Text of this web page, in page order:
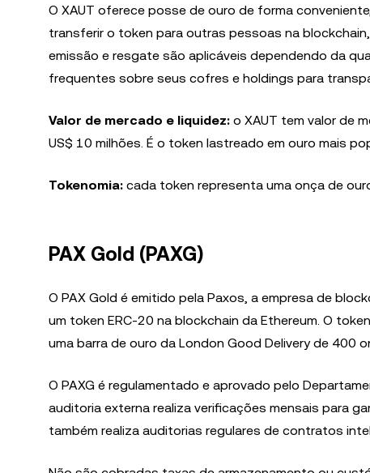
O XAUT oferece posse de ouro de forma
transferir o token para outras pessoas na
emissão e resgate são aplicáveis dependendo da
frequentes sobre seus cofres e holdings para
Valor de mercado e liquidez: o XAUT tem valor de
US$ 10 milhões. É o token lastreado em ouro mais
Tokenomia: cada token representa uma onça de
PAX Gold (PAXG)
O PAX Gold é emitido pela Paxos, a empresa de
um token ERC-20 na blockchain da Ethereum. O
uma barra de ouro da London Good Delivery de 400
O PAXG é regulamentado e aprovado pelo
auditoria externa realiza verificações mensais para
também realiza auditorias regulares de contratos